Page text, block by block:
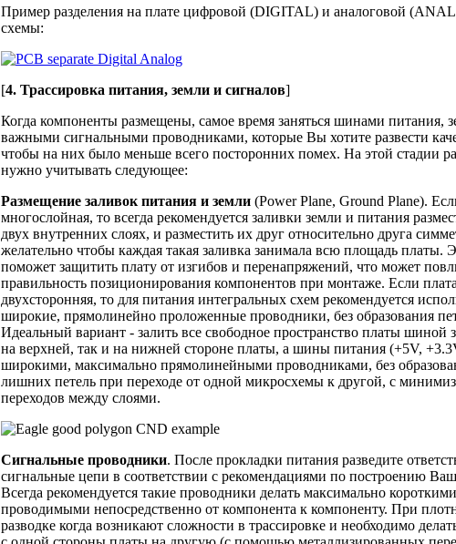
Пример разделения на плате цифровой (DIGITAL) и аналоговой
схемы:
[4. Трассировка питания, земли и сигналов]
Когда компоненты размещены, самое время заняться шинами питания,
важными сигнальными проводниками, которые Вы хотите развести
чтобы на них было меньше всего посторонних помех. На этой стадии
нужно учитывать следующее:
Размещение заливок питания и земли (Power Plane, Ground Plane).
многослойная, то всегда рекомендуется заливки земли и питания
двух внутренних слоях, и разместить их друг относительно друга
желательно чтобы каждая такая заливка занимала всю площадь платы.
поможет защитить плату от изгибов и перенапряжений, что может
правильность позиционирования компонентов при монтаже. Если плата
двухсторонняя, то для питания интегральных схем рекомендуется
широкие, прямолинейно проложенные проводники, без образования
Идеальный вариант - залить все свободное пространство платы шиной
на верхней, так и на нижней стороне платы, а шины питания (+5V,
широкими, максимально прямолинейными проводниками, без
лишних петель при переходе от одной микросхемы к другой, с
переходов между слоями.
Сигнальные проводники. После прокладки питания разведите
сигнальные цепи в соответствии с рекомендациями по построению
Всегда рекомендуется такие проводники делать максимально
проводимыми непосредственно от компонента к компоненту. При
разводке когда возникают сложности в трассировке и необходимо